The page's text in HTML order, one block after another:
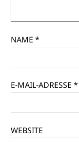
NAME*
E-MAIL-ADRESSE*
WEBSITE